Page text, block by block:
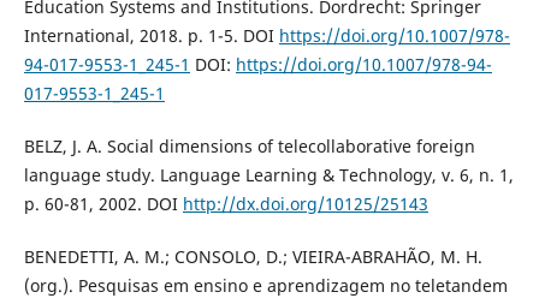
Education Systems and Institutions. Dordrecht: Springer
International, 2018. p. 1-5. DOI https://doi.org/10.1007/978-
94-017-9553-1_245-1 DOI: https://doi.org/10.1007/978-94-
017-9553-1_245-1
BELZ, J. A. Social dimensions of telecollaborative foreign
language study. Language Learning & Technology, v. 6, n. 1,
p. 60-81, 2002. DOI http://dx.doi.org/10125/25143
BENEDETTI, A. M.; CONSOLO, D.; VIEIRA-ABRAHÃO, M. H.
(org.). Pesquisas em ensino e aprendizagem no teletandem